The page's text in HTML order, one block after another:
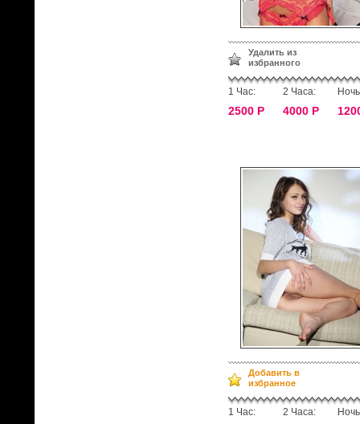
Удалить из
избранного
1 Час:
2500 Р
2 Часа:
4000 Р
Добавить в
избранное
1 Час: 2 Часа: